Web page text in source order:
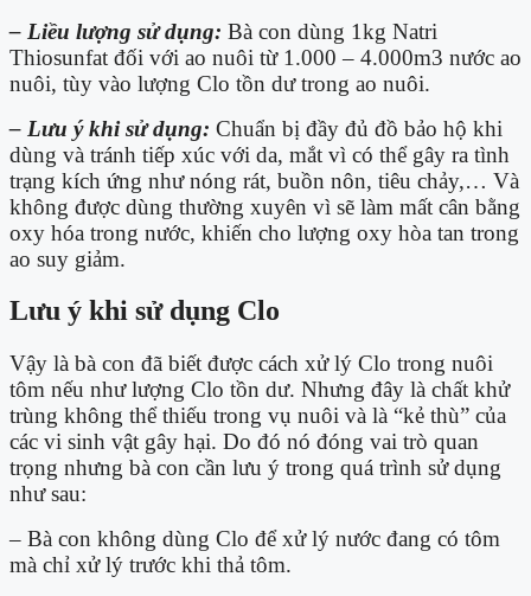
– Liều lượng sử dụng: Bà con dùng 1kg Natri
Thiosunfat đối với ao nuôi từ 1.000 – 4.000m3 nước ao
nuôi, tùy vào lượng Clo tồn dư trong ao nuôi.
– Lưu ý khi sử dụng: Chuẩn bị đầy đủ đồ bảo hộ khi
dùng và tránh tiếp xúc với da, mắt vì có thể gây ra tình
trạng kích ứng như nóng rát, buồn nôn, tiêu chảy,… Và
không được dùng thường xuyên vì sẽ làm mất cân bằng
oxy hóa trong nước, khiến cho lượng oxy hòa tan trong
ao suy giảm.
Lưu ý khi sử dụng Clo
Vậy là bà con đã biết được cách xử lý Clo trong nuôi
tôm nếu như lượng Clo tồn dư. Nhưng đây là chất khử
trùng không thể thiếu trong vụ nuôi và là “kẻ thù” của
các vi sinh vật gây hại. Do đó nó đóng vai trò quan
trọng nhưng bà con cần lưu ý trong quá trình sử dụng
như sau:
– Bà con không dùng Clo để xử lý nước đang có tôm
mà chỉ xử lý trước khi thả tôm.